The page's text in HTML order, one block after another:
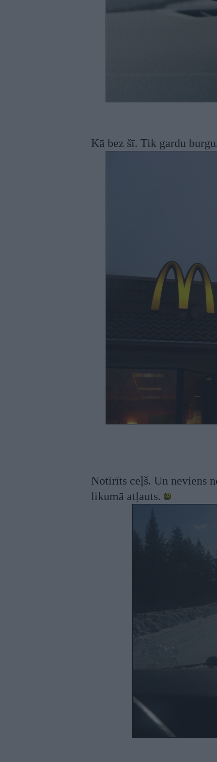
Kā bez šī. Tik gardu
Notīrīts ceļš. Un neviens
likumā atļauts.